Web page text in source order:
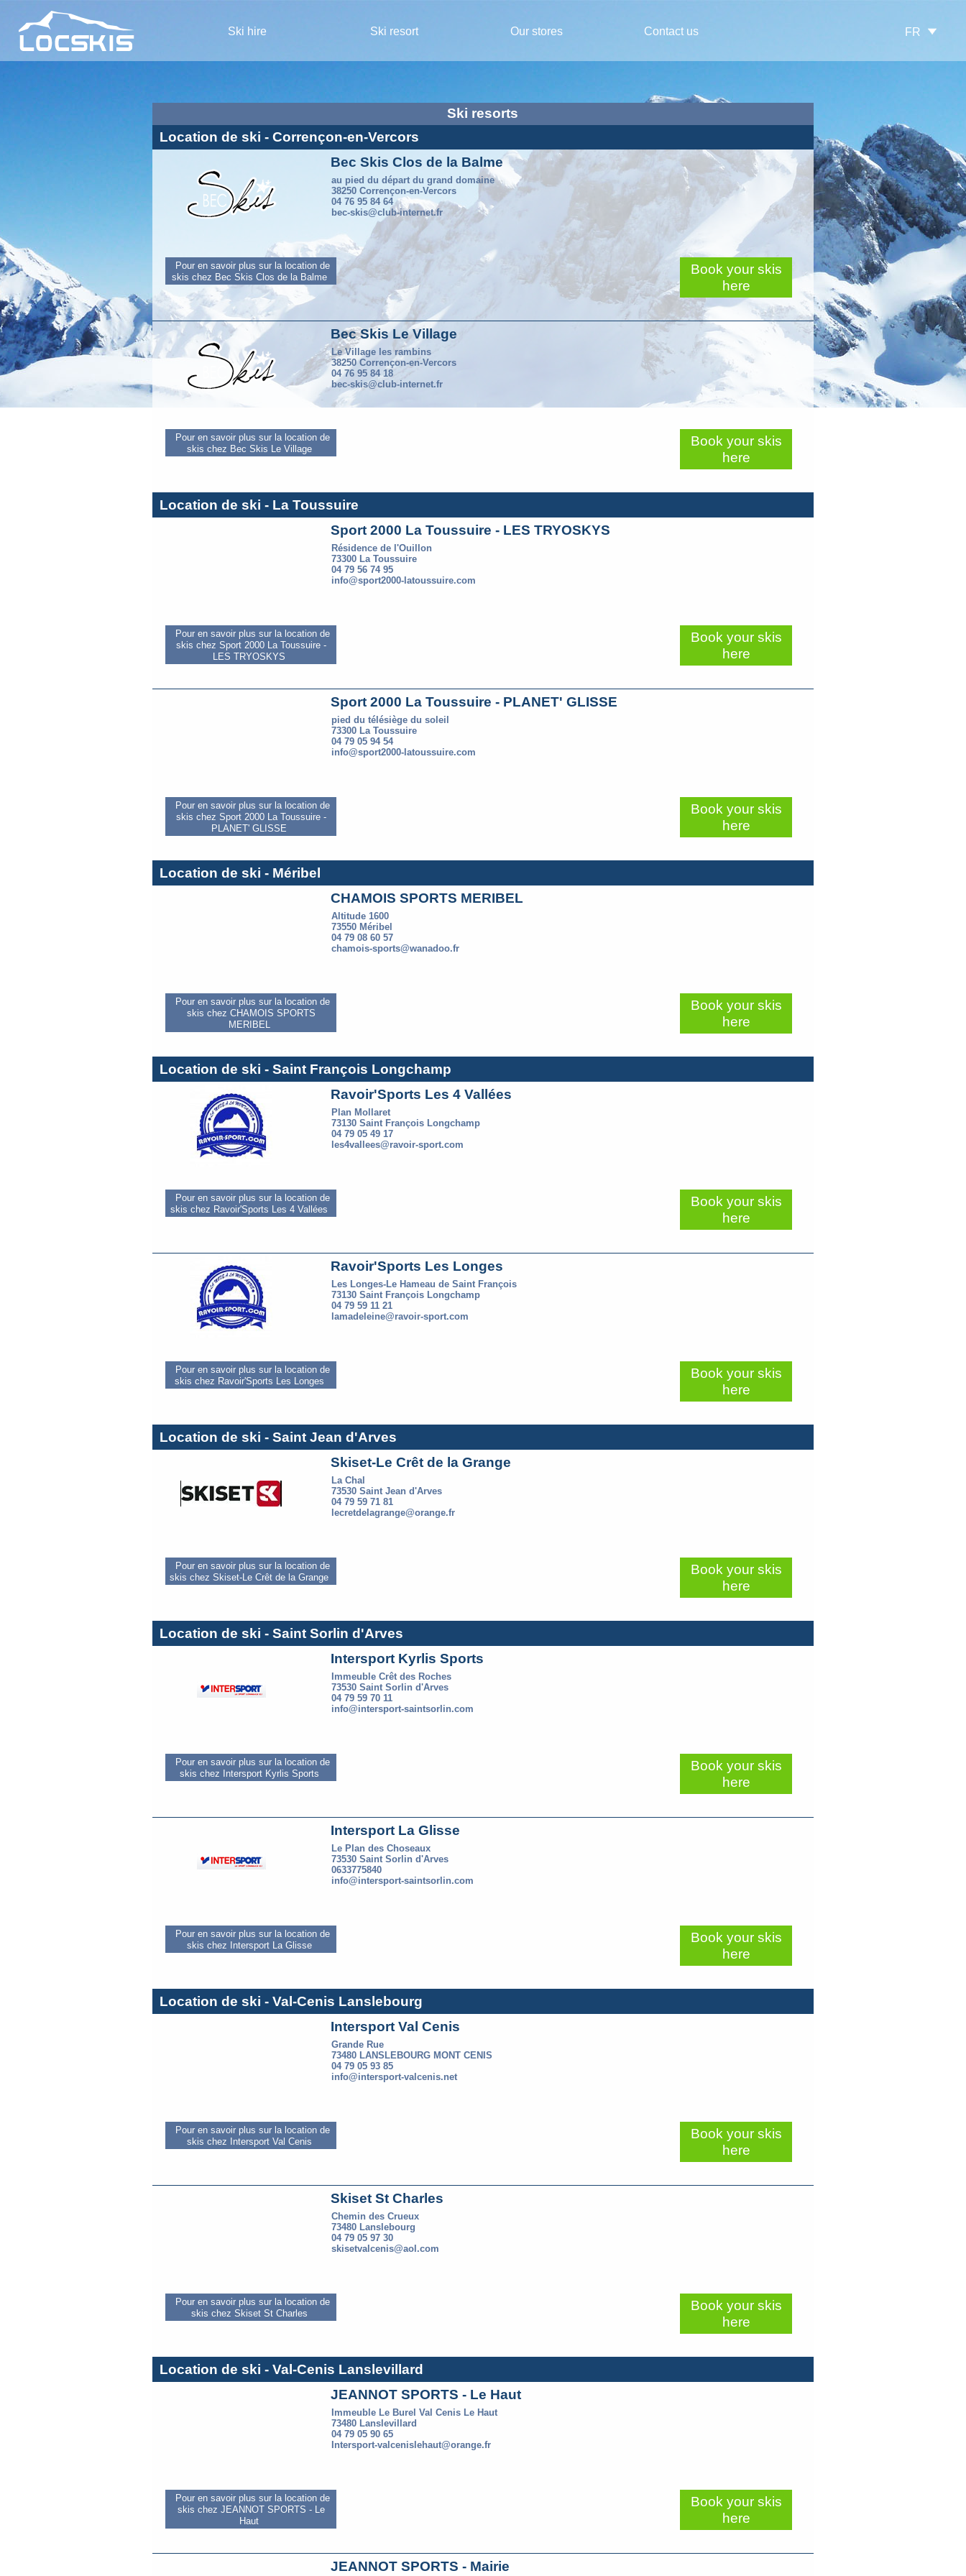
Ski hire Ski resort Our stores Contact us FR
Ski resorts
Location de ski - Corrençon-en-Vercors
Bec Skis Clos de la Balme
au pied du départ du grand domaine
38250 Corrençon-en-Vercors
04 76 95 84 64
bec-skis@club-internet.fr
Pour en savoir plus sur la location de
skis chez Bec Skis Clos de la Balme
Book your skis
here
Bec Skis Le Village
Le Village les rambins
38250 Corrençon-en-Vercors
04 76 95 84 18
bec-skis@club-internet.fr
Pour en savoir plus sur la location de
skis chez Bec Skis Le Village
Book your skis
here
Location de ski - La Toussuire
Sport 2000 La Toussuire - LES TRYOSKYS
Résidence de l'Ouillon
73300 La Toussuire
04 79 56 74 95
info@sport2000-latoussuire.com
Pour en savoir plus sur la location de
skis chez Sport 2000 La Toussuire -
LES TRYOSKYS
Book your skis
here
Sport 2000 La Toussuire - PLANET' GLISSE
pied du télésiège du soleil
73300 La Toussuire
04 79 05 94 54
info@sport2000-latoussuire.com
Pour en savoir plus sur la location de
skis chez Sport 2000 La Toussuire -
PLANET' GLISSE
Book your skis
here
Location de ski - Méribel
CHAMOIS SPORTS MERIBEL
Altitude 1600
73550 Méribel
04 79 08 60 57
chamois-sports@wanadoo.fr
Pour en savoir plus sur la location de
skis chez CHAMOIS SPORTS
MERIBEL
Book your skis
here
Location de ski - Saint François Longchamp
Ravoir'Sports Les 4 Vallées
Plan Mollaret
73130 Saint François Longchamp
04 79 05 49 17
les4vallees@ravoir-sport.com
Pour en savoir plus sur la location de
skis chez Ravoir'Sports Les 4 Vallées
Book your skis
here
Ravoir'Sports Les Longes
Les Longes-Le Hameau de Saint François
73130 Saint François Longchamp
04 79 59 11 21
lamadeleine@ravoir-sport.com
Pour en savoir plus sur la location de
skis chez Ravoir'Sports Les Longes
Book your skis
here
Location de ski - Saint Jean d'Arves
Skiset-Le Crêt de la Grange
La Chal
73530 Saint Jean d'Arves
04 79 59 71 81
lecretdelagrange@orange.fr
Pour en savoir plus sur la location de
skis chez Skiset-Le Crêt de la Grange
Book your skis
here
Location de ski - Saint Sorlin d'Arves
Intersport Kyrlis Sports
Immeuble Crêt des Roches
73530 Saint Sorlin d'Arves
04 79 59 70 11
info@intersport-saintsorlin.com
Pour en savoir plus sur la location de
skis chez Intersport Kyrlis Sports
Book your skis
here
Intersport La Glisse
Le Plan des Choseaux
73530 Saint Sorlin d'Arves
0633775840
info@intersport-saintsorlin.com
Pour en savoir plus sur la location de
skis chez Intersport La Glisse
Book your skis
here
Location de ski - Val-Cenis Lanslebourg
Intersport Val Cenis
Grande Rue
73480 LANSLEBOURG MONT CENIS
04 79 05 93 85
info@intersport-valcenis.net
Pour en savoir plus sur la location de
skis chez Intersport Val Cenis
Book your skis
here
Skiset St Charles
Chemin des Crueux
73480 Lanslebourg
04 79 05 97 30
skisetvalcenis@aol.com
Pour en savoir plus sur la location de
skis chez Skiset St Charles
Book your skis
here
Location de ski - Val-Cenis Lanslevillard
JEANNOT SPORTS - Le Haut
Immeuble Le Burel Val Cenis Le Haut
73480 Lanslevillard
04 79 05 90 65
Intersport-valcenislehaut@orange.fr
Pour en savoir plus sur la location de
skis chez JEANNOT SPORTS - Le
Haut
Book your skis
here
JEANNOT SPORTS - Mairie